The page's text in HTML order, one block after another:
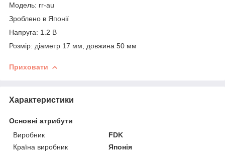
Модель: rr-au
Зроблено в Японії
Напруга: 1.2 В
Розмір: діаметр 17 мм, довжина 50 мм
Приховати
Характеристики
Основні атрибути
Виробник
FDK
Країна виробник
Японія